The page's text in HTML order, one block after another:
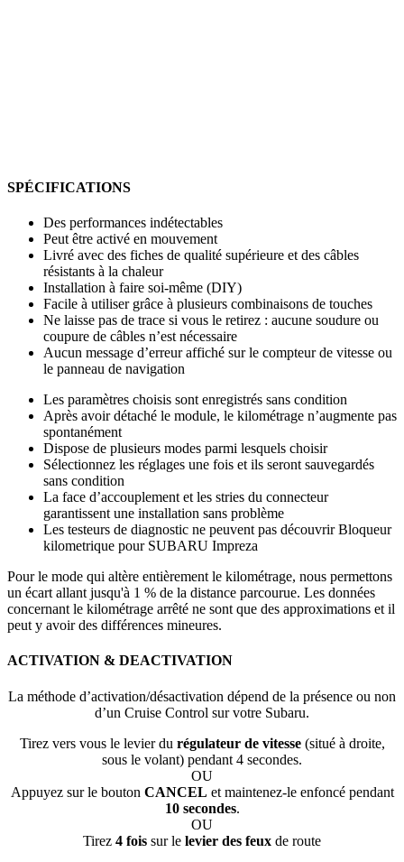
SPÉCIFICATIONS
Des performances indétectables
Peut être activé en mouvement
Livré avec des fiches de qualité supérieure et des câbles
résistants à la chaleur
Installation à faire soi-même (DIY)
Facile à utiliser grâce à plusieurs combinaisons de touches
Ne laisse pas de trace si vous le retirez : aucune soudure ou
coupure de câbles n’est nécessaire
Aucun message d’erreur affiché sur le compteur de vitesse ou
le panneau de navigation
Les paramètres choisis sont enregistrés sans condition
Après avoir détaché le module, le kilométrage n’augmente pas
spontanément
Dispose de plusieurs modes parmi lesquels choisir
Sélectionnez les réglages une fois et ils seront sauvegardés
sans condition
La face d’accouplement et les stries du connecteur
garantissent une installation sans problème
Les testeurs de diagnostic ne peuvent pas découvrir Bloqueur
kilometrique pour SUBARU Impreza
Pour le mode qui altère entièrement le kilométrage, nous permettons
un écart allant jusqu'à 1 % de la distance parcourue. Les données
concernant le kilométrage arrêté ne sont que des approximations et il
peut y avoir des différences mineures.
ACTIVATION & DEACTIVATION
La méthode d’activation/désactivation dépend de la présence ou non
d’un Cruise Control sur votre Subaru.
Tirez vers vous le levier du régulateur de vitesse(situé à droite,
sous le volant) pendant 4 secondes.
OU
Appuyez sur le bouton CANCEL et maintenez-le enfoncé pendant
10 secondes.
OU
Tirez 4 fois sur le levier des feux de route